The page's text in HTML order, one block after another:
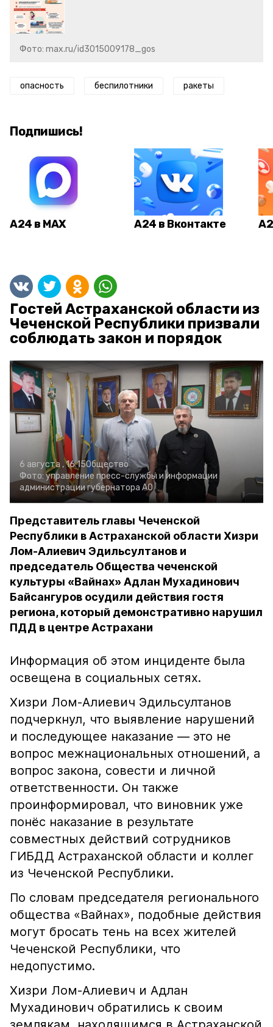
Фото: max.ru/id3015009178_gos
опасность беспилотники ракеты
Подпишись!
А24 в MAX А24 в Вконтакте
Гостей Астраханской области из
Чеченской Республики призвали
соблюдать закон и порядок
6 августа , 16:15Общество
Фото: управление пресс-службы и информации
администрации губернатора АО
Представитель главы Чеченской
Республики в Астраханской области Хизри
Лом-Алиевич Эдильсултанов и
председатель Общества чеченской
культуры «Вайнах» Адлан Мухадинович
Байсангуров осудили действия гостя
региона, который демонстративно нарушил
ПДД в центре Астрахани
Информация об этом инциденте была
освещена в социальных сетях.
Хизри Лом-Алиевич Эдильсултанов
подчеркнул, что выявление нарушений
и последующее наказание — это не
вопрос межнациональных отношений, а
вопрос закона, совести и личной
ответственности. Он также
проинформировал, что виновник уже
понёс наказание в результате
совместных действий сотрудников
ГИБДД Астраханской области и коллег
из Чеченской Республики.
По словам председателя регионального
общества «Вайнах», подобные действия
могут бросать тень на всех жителей
Чеченской Республики, что
недопустимо.
Хизри Лом-Алиевич и Адлан
Мухадинович обратились к своим